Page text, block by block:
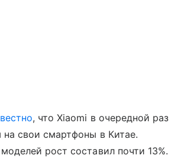
, что Xiaomi в очередной раз
свои смартфоны в Китае.
рост составил почти 13%.